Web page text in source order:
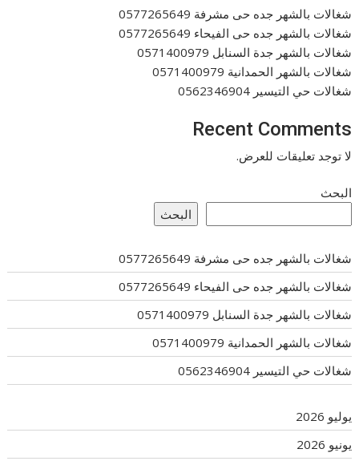
شغالات بالشهر جده حى مشرفة 0577265649
شغالات بالشهر جده حى الفيحاء 0577265649
شغالات بالشهر جدة السنابل 0571400979
شغالات بالشهر الحمدانية 0571400979
شغالات حي التيسير 0562346904
Recent Comments
لا توجد تعليقات للعرض.
البحث
البحث
شغالات بالشهر جده حى مشرفة 0577265649
شغالات بالشهر جده حى الفيحاء 0577265649
شغالات بالشهر جدة السنابل 0571400979
شغالات بالشهر الحمدانية 0571400979
شغالات حي التيسير 0562346904
يوليو 2026
يونيو 2026